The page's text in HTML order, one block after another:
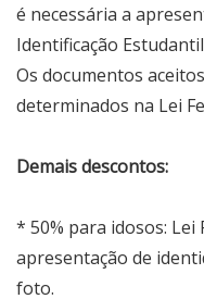
é necessária a
Identificação
Os documentos
determinados na Lei
Demais descontos:
* 50% para idosos:
apresentação de
foto.